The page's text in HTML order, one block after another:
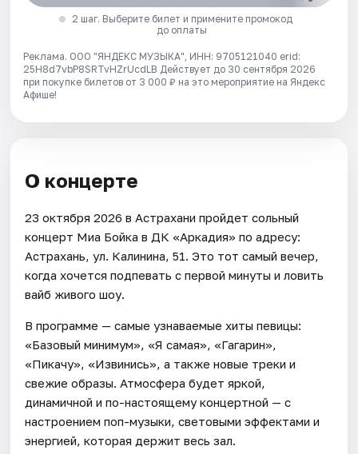
2 шаг. Выберите билет и примените промокод
до оплаты
Реклама. ООО "ЯНДЕКС МУЗЫКА", ИНН: 9705121040 erid:
25H8d7vbP8SRTvHZrUcdLB Действует до 30 сентября 2026
при покупке билетов от 3 000 ₽ на это мероприятие на Яндекс
Афише!
О концерте
23 октября 2026 в Астрахани пройдет сольный
концерт Миа Бойка в ДК «Аркадия» по адресу:
Астрахань, ул. Калинина, 51. Это тот самый вечер,
когда хочется подпевать с первой минуты и ловить
вайб живого шоу.
В программе — самые узнаваемые хиты певицы:
«Базовый минимум», «Я самая», «Гагарин»,
«Пикачу», «Извинись», а также новые треки и
свежие образы. Атмосфера будет яркой,
динамичной и по-настоящему концертной — с
настроением поп-музыки, световыми эффектами и
энергией, которая держит весь зал.